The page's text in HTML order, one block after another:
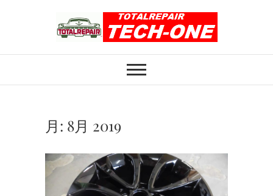
ホイール修理のト
ータルリペアテッ
月: 8月 2019